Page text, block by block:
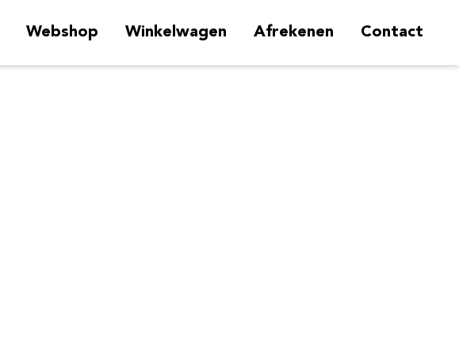
Webshop Winkelwagen Afrekenen Contact